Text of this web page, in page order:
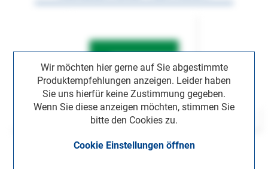
Wir möchten hier gerne auf Sie abgestimmte
Produktempfehlungen anzeigen. Leider haben
Sie uns hierfür keine Zustimmung gegeben.
Wenn Sie diese anzeigen möchten, stimmen Sie
bitte den Cookies zu.
Cookie Einstellungen öffnen